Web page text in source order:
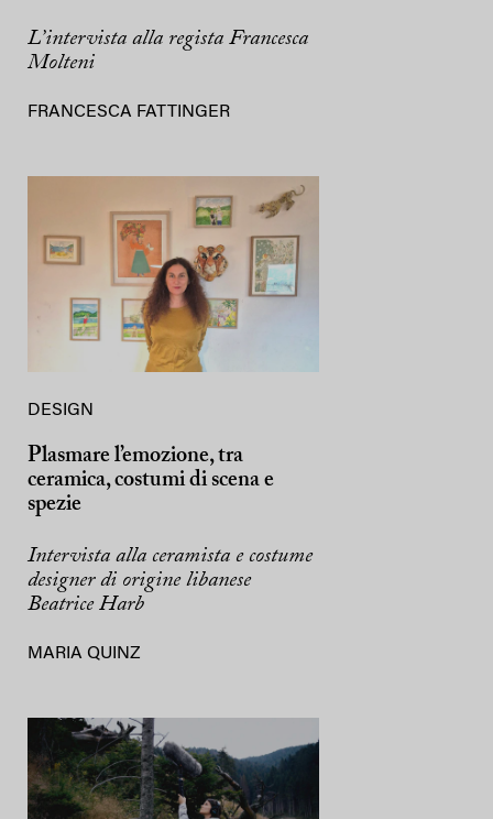
L’intervista alla regista Francesca
Molteni
FRANCESCA FATTINGER
DESIGN
Plasmare l’emozione, tra
ceramica, costumi di scena e
spezie
Intervista alla ceramista e costume
designer di origine libanese
Beatrice Harb
MARIA QUINZ